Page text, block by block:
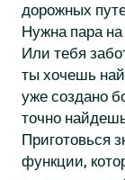
дорожных
Нужна пара
Или тебя
ты хочешь
уже создано
точно
Приготовься
функции,